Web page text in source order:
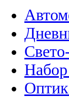
Набор